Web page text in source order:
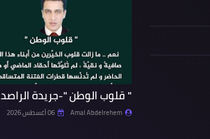
" قلوب الوطن "-جريدة الراصد٢٤
Amal Abdelrehem 06 أغسطس 2026